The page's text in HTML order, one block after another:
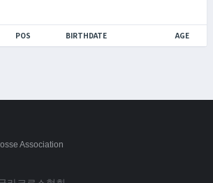
POS BIRTHDATE AGE
Association